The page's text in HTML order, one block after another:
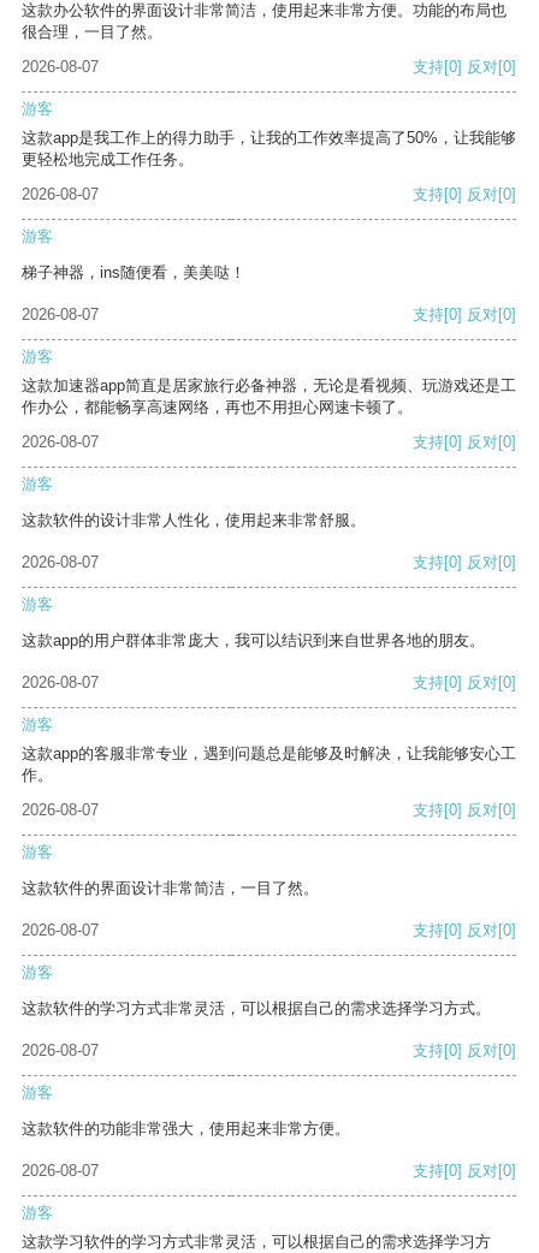
这款办公软件的界面设计非常简洁，使用起来非常方便。功能的布局也
很合理，一目了然。
2026-08-07
支持[0] 反对[0]
游客
这款app是我工作上的得力助手，让我的工作效率提高了50%，让我能够
更轻松地完成工作任务。
2026-08-07
支持[0] 反对[0]
游客
梯子神器，ins随便看，美美哒！
2026-08-07 支持[0] 反对[0]
游客
这款加速器app简直是居家旅行必备神器，无论是看视频、玩游戏还是工
作办公，都能畅享高速网络，再也不用担心网速卡顿了。
2026-08-07
支持[0] 反对[0]
游客
这款软件的设计非常人性化，使用起来非常舒服。
2026-08-07 支持[0] 反对[0]
游客
这款app的用户群体非常庞大，我可以结识到来自世界各地的朋友。
2026-08-07 支持[0] 反对[0]
游客
这款app的客服非常专业，遇到问题总是能够及时解决，让我能够安心工
作。
2026-08-07
支持[0] 反对[0]
游客
这款软件的界面设计非常简洁，一目了然。
2026-08-07 支持[0] 反对[0]
游客
这款软件的学习方式非常灵活，可以根据自己的需求选择学习方式。
2026-08-07 支持[0] 反对[0]
游客
这款软件的功能非常强大，使用起来非常方便。
2026-08-07 支持[0] 反对[0]
游客
这款学习软件的学习方式非常灵活，可以根据自己的需求选择学习方